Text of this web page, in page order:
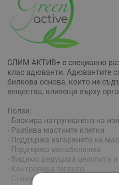
СЛИМ АКТИВ+ е специално
клас адюванти. Адювантите
билкова основа, които не
вещества, влияещи върху
Ползи:
- Блокира натрупването на
- Разбива мастните клетки
- Поддържа изгарянето на
- Поддържа метаболизма
- Видимо редуцира целулита и
- Контролира теглото
- Стимулира енергийния поток